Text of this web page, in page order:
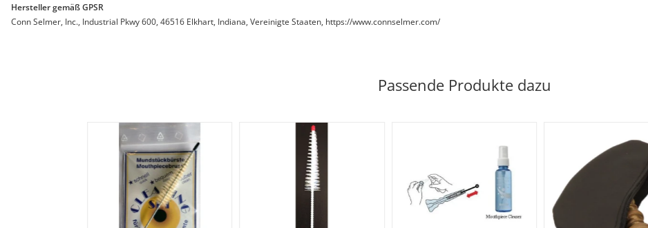
Hersteller gemäß GPSR
Conn Selmer, Inc., Industrial Pkwy 600, 46516 Elkhart, Indiana, Vereinigte Staaten, https://www.connselmer.com/
Passende Produkte dazu